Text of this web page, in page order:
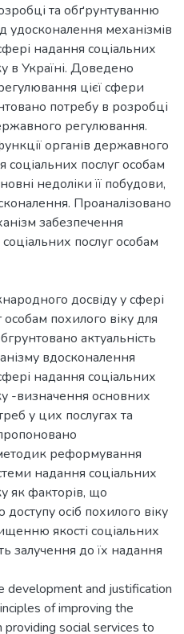
та обґрунтуванню
удосконалення механізмів
надання соціальних
в Україні. Доведено
цієї сфери
потребу в розробці
регулювання.
органів державного
соціальних послуг особам
недоліки її побудови,
Проаналізовано
забезпечення
послуг особам
досвіду у сфері
похилого віку для
актуальність
вдосконалення
надання соціальних
-визначення основних
у цих послугах та
реформування
надання соціальних
як факторів, що
осіб похилого віку
якості соціальних
залучення до їх надання
and justification
of improving the
social services to